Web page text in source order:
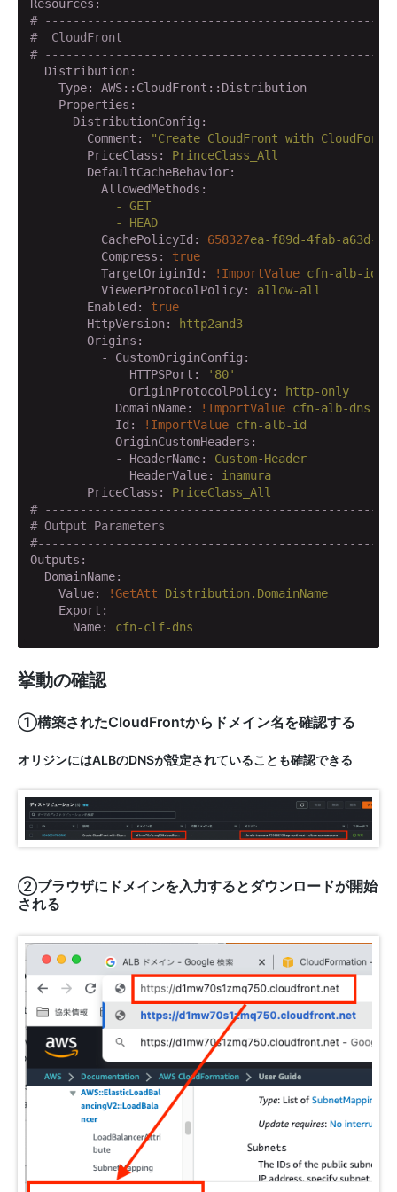
Resources:
#
#  CloudFront
#
  Distribution:
    Type:
AWS::CloudFront::Distribution
    Properties:
      DistributionConfig:
        Comment:
"Create CloudFront with
        PriceClass:
PrinceClass_All
        DefaultCacheBehavior:
          AllowedMethods:
            -
GET
            -
HEAD
          CachePolicyId:
658327ea-f89d-4fab-a63d-
          Compress:
true
          TargetOriginId:
!ImportValue cfn-alb-id
          ViewerProtocolPolicy:
allow-all
        Enabled:
true
        HttpVersion:
http2and3
        Origins:
          - CustomOriginConfig:
              HTTPSPort:
'80'
              OriginProtocolPolicy:
http-only
            DomainName:
!ImportValue cfn-alb-dns
            Id:
!ImportValue cfn-alb-id
            OriginCustomHeaders:
            - HeaderName:
Custom-Header
              HeaderValue:
inamura
        PriceClass:
PriceClass_All
#
# Output Parameters
Outputs:
  DomainName:
    Value:
!GetAtt
Distribution.DomainName
    Export:
      Name:
cfn-clf-dns
挙動の確認
①構築されたCloudFrontからドメイン名を確認する
オリジンにはALBのDNSが設定されていることも確認できる
②ブラウザにドメインを入力するとダウンロードが開始
される